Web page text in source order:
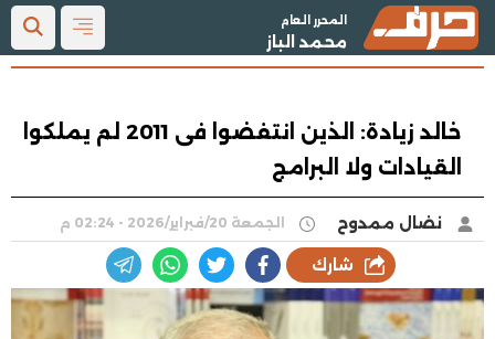
المحرر العام
محمد الباز
خالد زيادة: الذين انتفضوا فى 2011 لم يملكوا
القيادات ولا البرامج
نضال ممدوح الجمعة 20/فبراير/2026 - 02:24 م
شارك